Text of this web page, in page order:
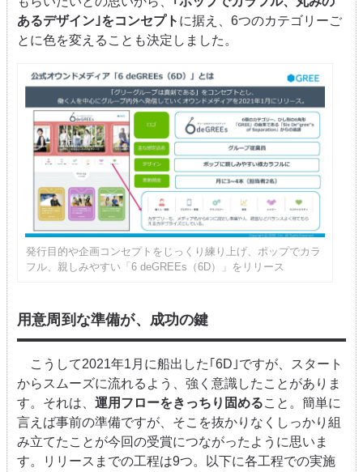
あるデザイン｣をコンセプト に据え、6つのカテゴリーご
とに色を変えることも決定しました。
発行目的や企画コンセプトをじっくり練り上げ、ポップでカラ
フル、親しみやすい「6 deGREEs（6D）」をリリース
用意周到な準備が、成功の鍵
こうして2021年1月に船出した｢6D｣ですが、スタート
からスムーズに流れるよう、強く意識したことがありま
す。それは、 運用フローをきっちり固めること。簡単に
言えば事前の準備ですが、そこを抜かりなくしっかり組
み立てたことが今回の受賞につながったように思いま
す。リリースまでの工程は9つ。以下に各工程での実施